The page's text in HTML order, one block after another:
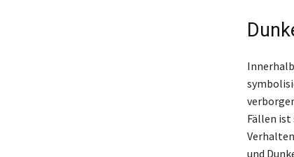
Fällen ist
und